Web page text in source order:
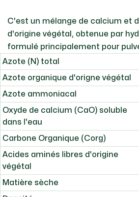
C'est un mélange de calcium et
d'origine végétal, obtenue par
formulé principalement pour
Azote (N) total
Azote organique d'origne végétal
Azote ammoniacal
Oxyde de calcium (CaO) soluble
dans l'eau
Carbone Organique (Corg)
Acides aminés libres d'origine
végétal
Matière sèche